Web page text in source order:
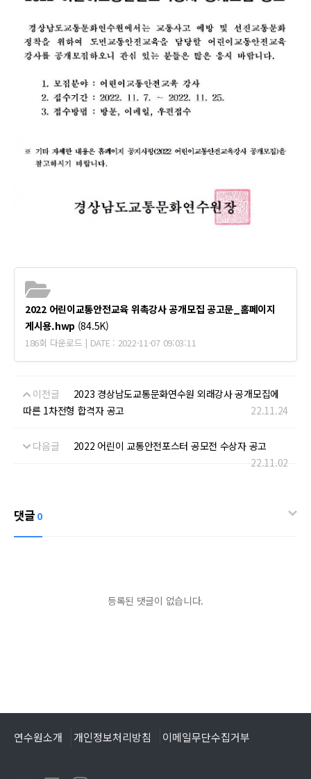
2022 어린이교통안전교육 위촉강사 공개모집 공고문_홈페이지
게시용.hwp (84.5K)
186회 다운로드 | DATE : 2022-11-07 09:03:11
이전글
2023 경상남도교통문화연수원 외래강사 공개모집에
따른 1차전형 합격자 공고
22.11.24
다음글
2022 어린이 교통안전포스터 공모전 수상자 공고
22.11.02
댓글 0
등록된 댓글이 없습니다.
연수원소개 개인정보처리방침 이메일무단수집거부